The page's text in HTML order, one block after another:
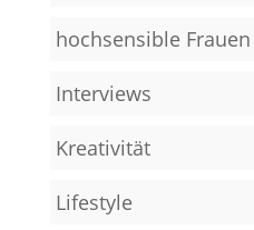
hochsensible Frauen
Interviews
Kreativität
Lifestyle